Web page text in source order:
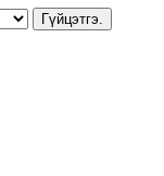
Гүйцэтгэ.